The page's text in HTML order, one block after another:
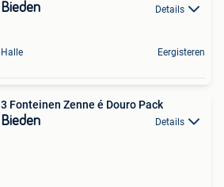
Bieden Details
Halle Eergisteren
3 Fonteinen Zenne é Douro Pack
Bieden Details